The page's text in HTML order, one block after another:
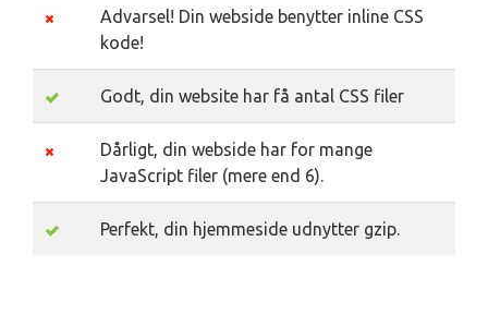
Advarsel! Din webside benytter inline CSS
kode!
Godt, din website har få antal CSS filer
Dårligt, din webside har for mange
JavaScript filer (mere end 6).
Perfekt, din hjemmeside udnytter gzip.